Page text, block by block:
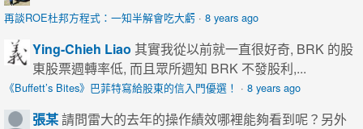
再談ROE杜邦方程式：一知半解會吃大虧 · 8 years ago
Ying-Chieh Liao 其實我從以前就一直很好奇, BRK 的股
東股票週轉率低, 而且眾所週知 BRK 不發股利,...
《Buffett’s Bites》巴菲特寫給股東的信入門優選！ · 8 years ago
張某請問雷大的去年的操作績效哪裡能夠看到呢？另外